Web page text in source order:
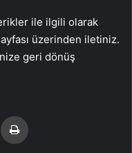
ile ilgili olarak
üzerinden iletiniz.
geri dönüş
Email'den paylaş